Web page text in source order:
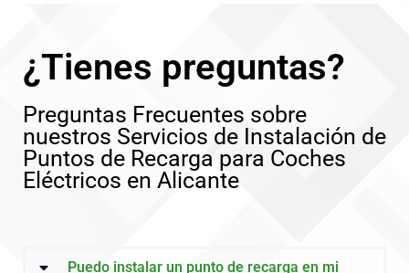
¿Tienes preguntas?
Preguntas Frecuentes sobre
nuestros Servicios de Instalación de
Puntos de Recarga para Coches
Eléctricos en Alicante
Puedo instalar un punto de recarga en mi